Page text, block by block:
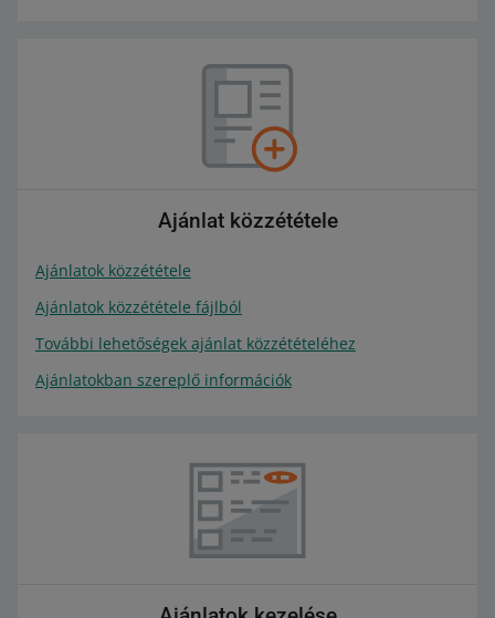
Ajánlat közzététele
Ajánlatok közzététele
Ajánlatok közzététele fájlból
További lehetőségek ajánlat közzétételéhez
Ajánlatokban szereplő információk